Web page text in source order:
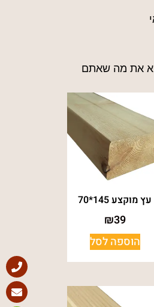
את מה שאתם
עץ מוקצע 145*70
₪39
הוספה לסל